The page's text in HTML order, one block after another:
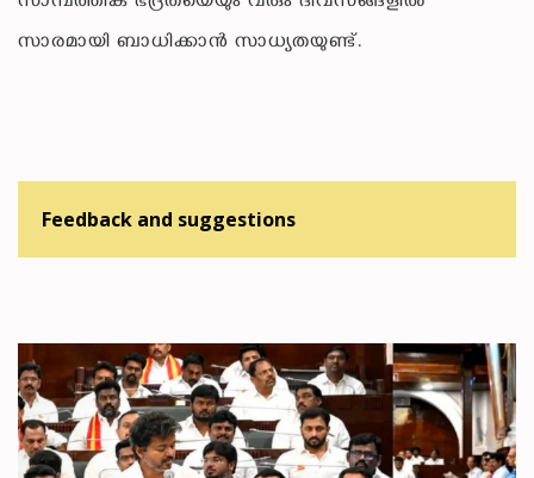
സാരമായി ബാധിക്കാൻ സാധ്യതയുണ്ട്.
Feedback and suggestions